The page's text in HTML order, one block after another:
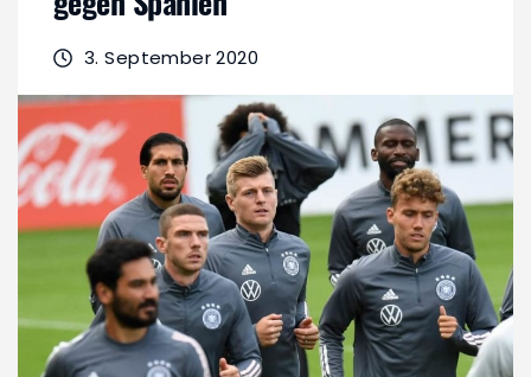
3. September 2020